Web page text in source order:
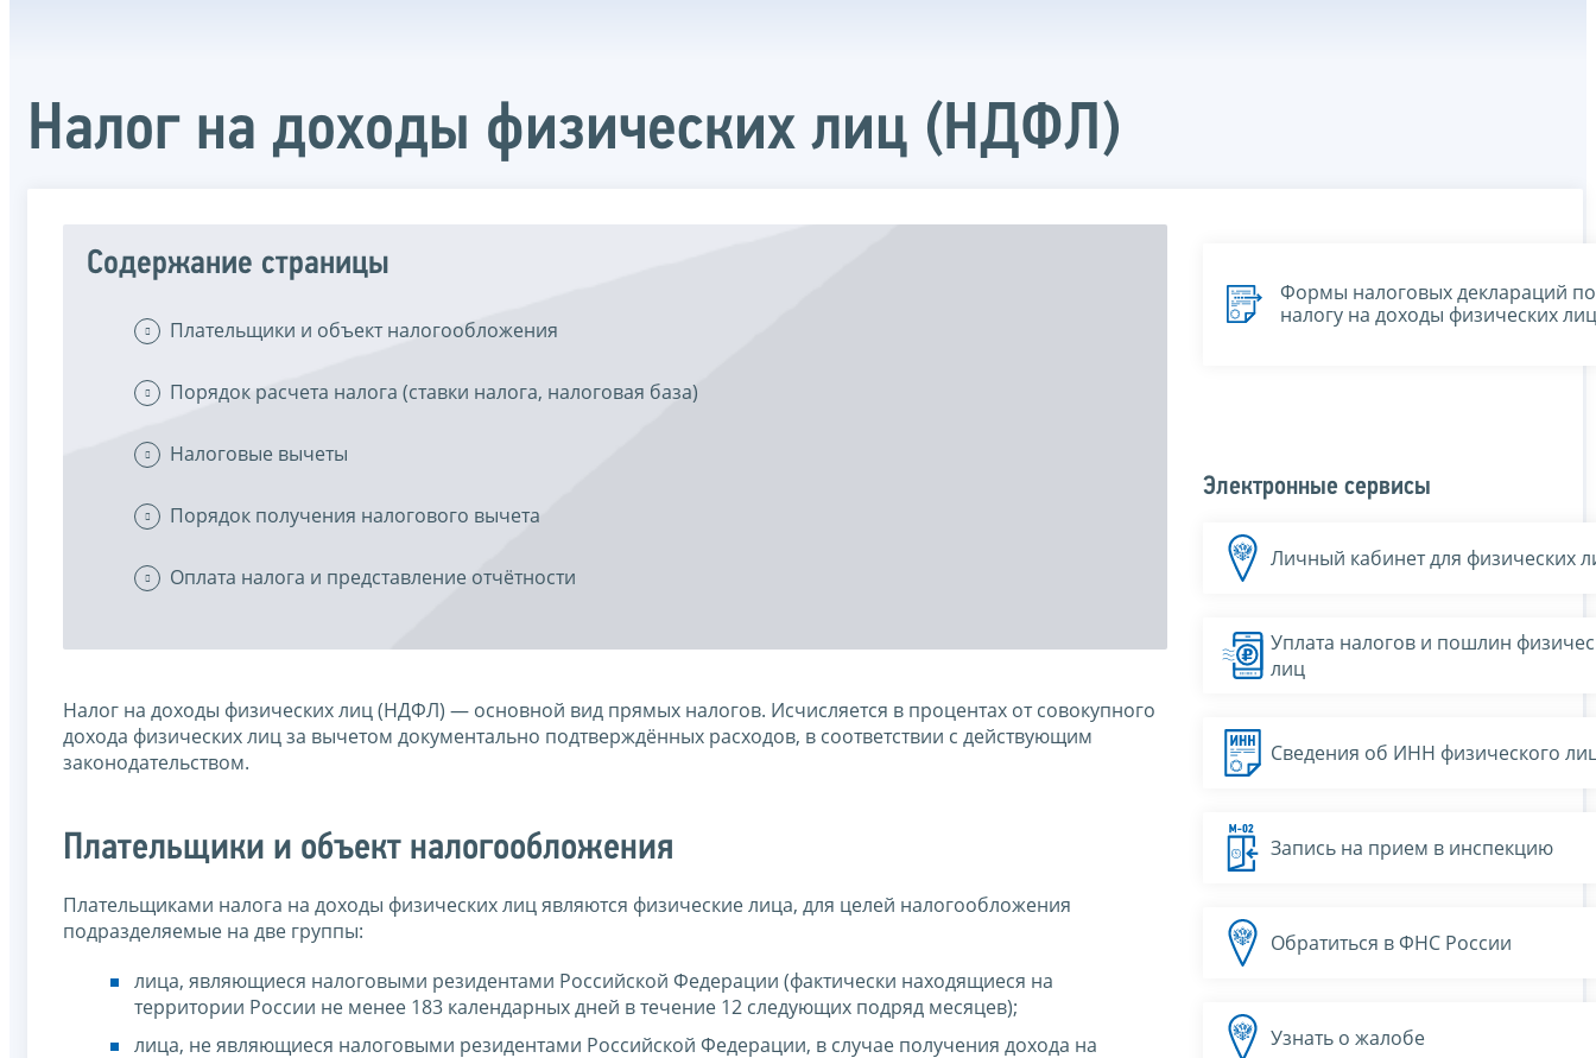
Налог на доходы физических лиц (НДФЛ)
Содержание страницы
Плательщики и объект налогообложения
Порядок расчета налога (ставки налога, налоговая база)
Налоговые вычеты
Порядок получения налогового вычета
Оплата налога и представление отчётности
Налог на доходы физических лиц (НДФЛ) — основной вид прямых налогов. Исчисляется в процентах от совокупного
дохода физических лиц за вычетом документально подтверждённых расходов, в соответствии с действующим
законодательством.
Плательщики и объект налогообложения
Плательщиками налога на доходы физических лиц являются физические лица, для целей налогообложения
подразделяемые на две группы:
лица, являющиеся налоговыми резидентами Российской Федерации (фактически находящиеся на
территории России не менее 183 календарных дней в течение 12 следующих подряд месяцев);
лица, не являющиеся налоговыми резидентами Российской Федерации, в случае получения дохода на
Формы налоговых деклараций по
налогу на доходы физических лиц
Электронные сервисы
Личный кабинет для физических
Уплата налогов и пошлин
лиц
Сведения об ИНН физического
Запись на прием в инспекцию
Обратиться в ФНС России
Узнать о жалобе